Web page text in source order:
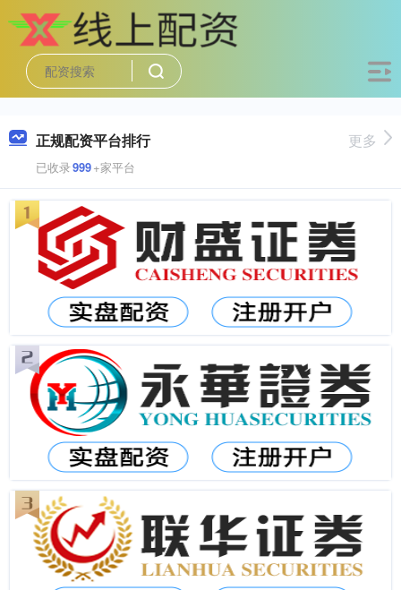
正规配资平台排行
已收录999+家平台
更多